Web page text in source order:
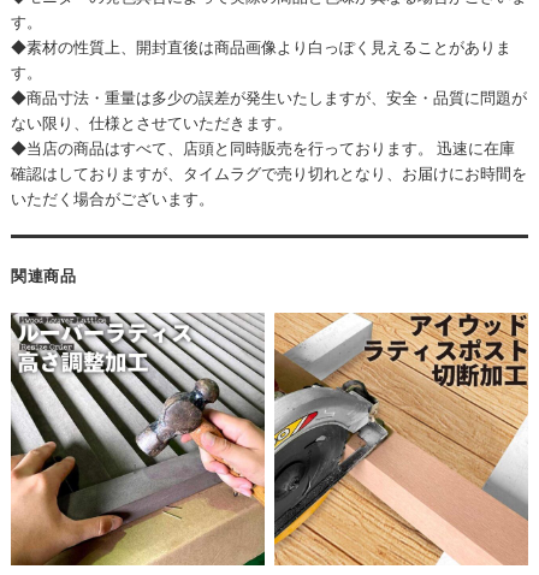
す。
◆素材の性質上、開封直後は商品画像より白っぽく見えることがありま
す。
◆商品寸法・重量は多少の誤差が発生いたしますが、安全・品質に問題が
ない限り、仕様とさせていただきます。
◆当店の商品はすべて、店頭と同時販売を行っております。 迅速に在庫
確認はしておりますが、タイムラグで売り切れとなり、お届けにお時間を
いただく場合がございます。
関連商品